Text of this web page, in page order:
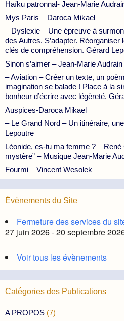
Haïku patronnal- Jean-Marie
Mys Paris – Daroca Mikael
– Dyslexie – Une épreuve à
des Autres. S’adapter.
clés de compréhension. Gérard
Sinon s’aimer – Jean-Marie Audrain
– Aviation – Créer un texte, un
imagination se balade ! Place à la
bonheur d’écrire avec légèreté.
Auspices-Daroca Mikael
– Le Grand Nord – Un itinéraire,
Lepoutre
Léonide, es-tu ma femme ? –
mystère” – Musique Jean-Marie
Fourmi – Vincent Wesolek
Évènements du Site
Fermeture des services du
27 juin 2026 - 20 septembre
Voir tous les évènements
Catégories des Publications
A PROPOS (7)